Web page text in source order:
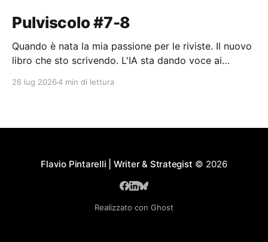
Pulviscolo #7-8
Quando è nata la mia passione per le riviste. Il nuovo
libro che sto scrivendo. L'IA sta dando voce ai
26 lug 20264 min di lettura
Flavio Pintarelli | Writer & Strategist © 2026
Realizzato con Ghost